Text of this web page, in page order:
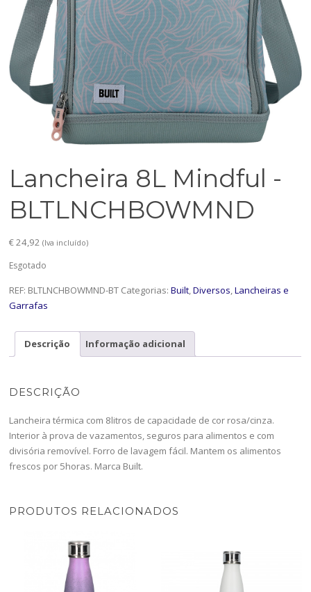
Lancheira 8L Mindful -
BLTLNCHBOWMND
€24,92 (Iva incluído)
Esgotado
REF: BLTLNCHBOWMND-BT Categorias:Built ,Diversos ,Lancheiras e
Garrafas
Descrição Informação adicional
DESCRIÇÃO
Lancheira térmica com 8litros de capacidade de cor rosa/cinza.
Interior à prova de vazamentos, seguros para alimentos e com
divisória removível. Forro de lavagem fácil. Mantem os alimentos
frescos por 5horas. Marca Built.
PRODUTOS RELACIONADOS